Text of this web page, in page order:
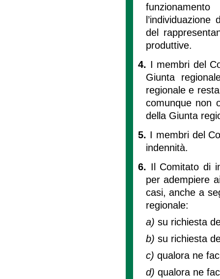
del
produttive.
4. I membri del
Giunta
regionale e
comunque non
della Giunta
5. I membri del
indennità.
6. Il Comitato di
per adempiere
casi, anche a
regionale:
a) su richiesta
b) su richiesta
c) qualora ne
d) qualora ne